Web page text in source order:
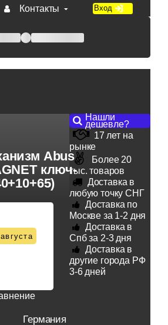
Контакты Вход
Abus
ключ-
Германия
Нашли
дешевле?
17 лет на
рынке
Более 20
тыс. товаров
Доставка в
любую точку СНГ
Доставка по
Москве за 1-2 дня
Доставка в
Спб за 2-3 дня
Доставка в
другие города РФ
3-6 дней